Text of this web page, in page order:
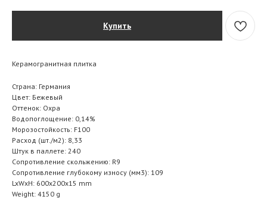
Купить
Керамогранитная плитка
Страна: Германия
Цвет: Бежевый
Оттенок: Охра
Водопоглощение: 0,14%
Морозостойкость: F100
Расход (шт./м2): 8,33
Штук в паллете: 240
Сопротивление скольжению: R9
Сопротивление глубокому износу (мм3): 109
LxWxH: 600x200x15 mm
Weight: 4150 g